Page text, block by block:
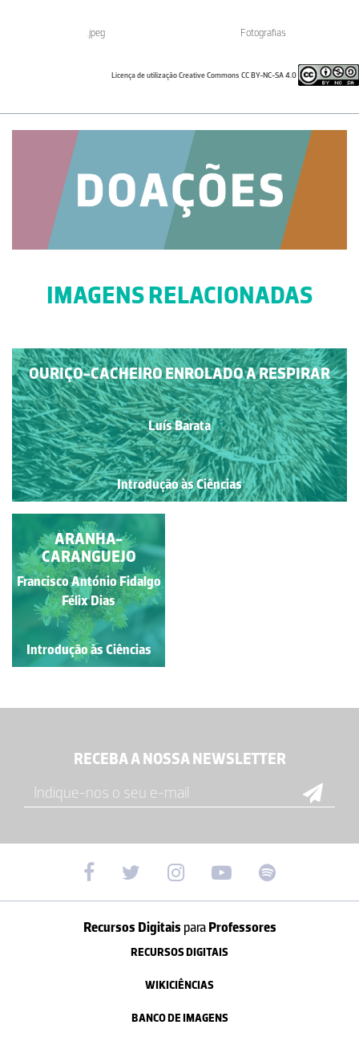
.jpeg Fotografias
Licença de utilização Creative Commons CC BY-NC-SA 4.0
IMAGENS RELACIONADAS
OURIÇO-CACHEIRO ENROLADO A RESPIRAR
Luí­s Barata
Introdução às Ciências
ASAS DE FOGO
Francisco António Fidalgo
Félix Dias
Introdução às Ciências
ARANHA-
CARANGUEJO
Francisco António Fidalgo
Félix Dias
Introdução às Ciências
RECEBA A NOSSA NEWSLETTER
Recursos Digitais paraProfessores
RECURSOS DIGITAIS
WIKICIÊNCIAS
BANCO DE IMAGENS